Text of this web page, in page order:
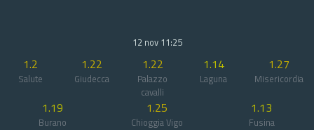
12 nov 11:25
1.2
Salute
1.22
Giudecca
1.22
Palazzo
cavalli
1.14
Laguna
1.27
Misericordia
1.19
Burano
1.25
Chioggia Vigo
1.13
Fusina